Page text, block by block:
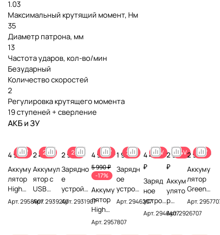
1.03
Максимальный крутящий момент, Нм
35
Диаметр патрона, мм
13
Частота ударов, кол-во/мин
Безударный
Количество скоростей
2
Регулировка крутящего момента
19 ступеней + сверление
АКБ и ЗУ
24V
4 990 ₽
Аккуму
лятор
High
Power
Greenw
Арт.2958907
24V
2 490 ₽
Аккумул
ятор с
USB
разъемо
м
Арт.2939207
24V
2 990 ₽
Зарядно
е
устройст
во на 2
аккумул
Арт.2931907
24V
4 990 ₽
5 990 ₽
-17%
Аккуму
лятор
High
Power
Greenw
Арт.2957807
24V
1 990 ₽
Зарядн
ое
устройс
тво-
слайде
р 2А
Greenw
Арт.2946207
24V
4 490
₽
Заряд
ное
устрой
ство
Green
Арт.2946407
24V
2 990
₽
Аккум
улято
р
Green
works
Арт.2926707
24V
2 990 ₽
Аккуму
лятор
Greenw
orks
High
Power
Арт.